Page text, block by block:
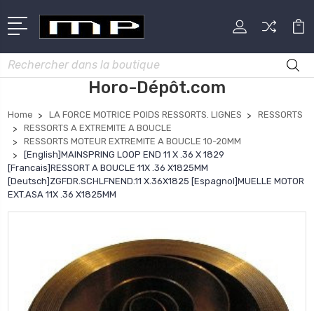
Rechercher
Horo-Dépôt.com
Home LA FORCE MOTRICE POIDS RESSORTS. LIGNES
RESSORTS
RESSORTS A EXTREMITE A BOUCLE
RESSORTS MOTEUR EXTREMITE A BOUCLE 10-20MM
[English]MAINSPRING LOOP END 11 X .36 X 1829
[Francais]RESSORT A BOUCLE 11X .36 X1825MM
[Deutsch]ZGFDR.SCHLFNEND.11 X.36X1825 [Espagnol]MUELLE MOTOR
EXT.ASA 11X .36 X1825MM